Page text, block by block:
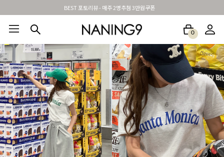
신규가입시 무료배송 + 2천원할인쿠폰
0
BEST100🤍 NEW5% 베스트재진행 썸머여행룩 아울렛 하객&모임룩